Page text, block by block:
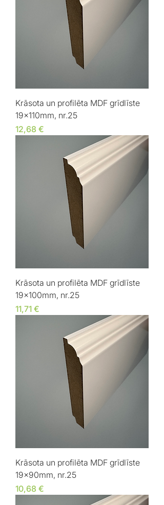
Krāsota un profilēta MDF grīdlīste
19x110mm, nr.25
Cena
12,68 €
Krāsota un profilēta MDF grīdlīste
19x100mm, nr.25
Cena
11,71 €
Krāsota un profilēta MDF grīdlīste
19x90mm, nr.25
Cena
10,68 €